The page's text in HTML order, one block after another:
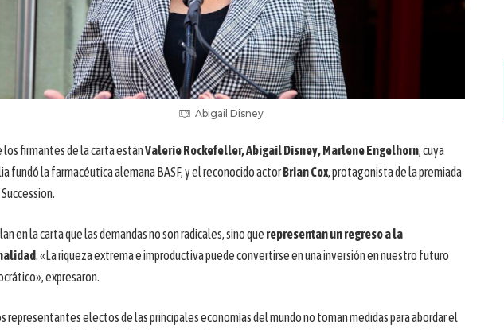
Abigail Disney
los firmantes de la carta estánValerie Rockefeller, Abigail Disney, Marlene Engelhorn, cuya
fundó la farmacéutica alemana BASF, y el reconocido actorBrian Cox, protagonista de la premiada
en la carta que las demandas no son radicales, sino que representan un regreso a la
. «La riqueza extrema e improductiva puede convertirse en una inversión en nuestro futuro
expresaron.
representantes electos de las principales economías del mundo no toman medidas para abordar el